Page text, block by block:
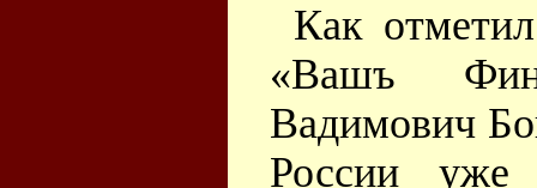
Как
«Вашъ
Вадимович
России